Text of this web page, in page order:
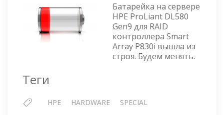
DL580
GEN9
—
ЗАМЕНА
БАТАРЕЙКИ
Батарейка на сервере
HPE ProLiant DL580
Gen9 для RAID
контроллера Smart
Array P830i вышла из
строя. Будем менять.
Теги
HPE HARDWARE SPECIAL